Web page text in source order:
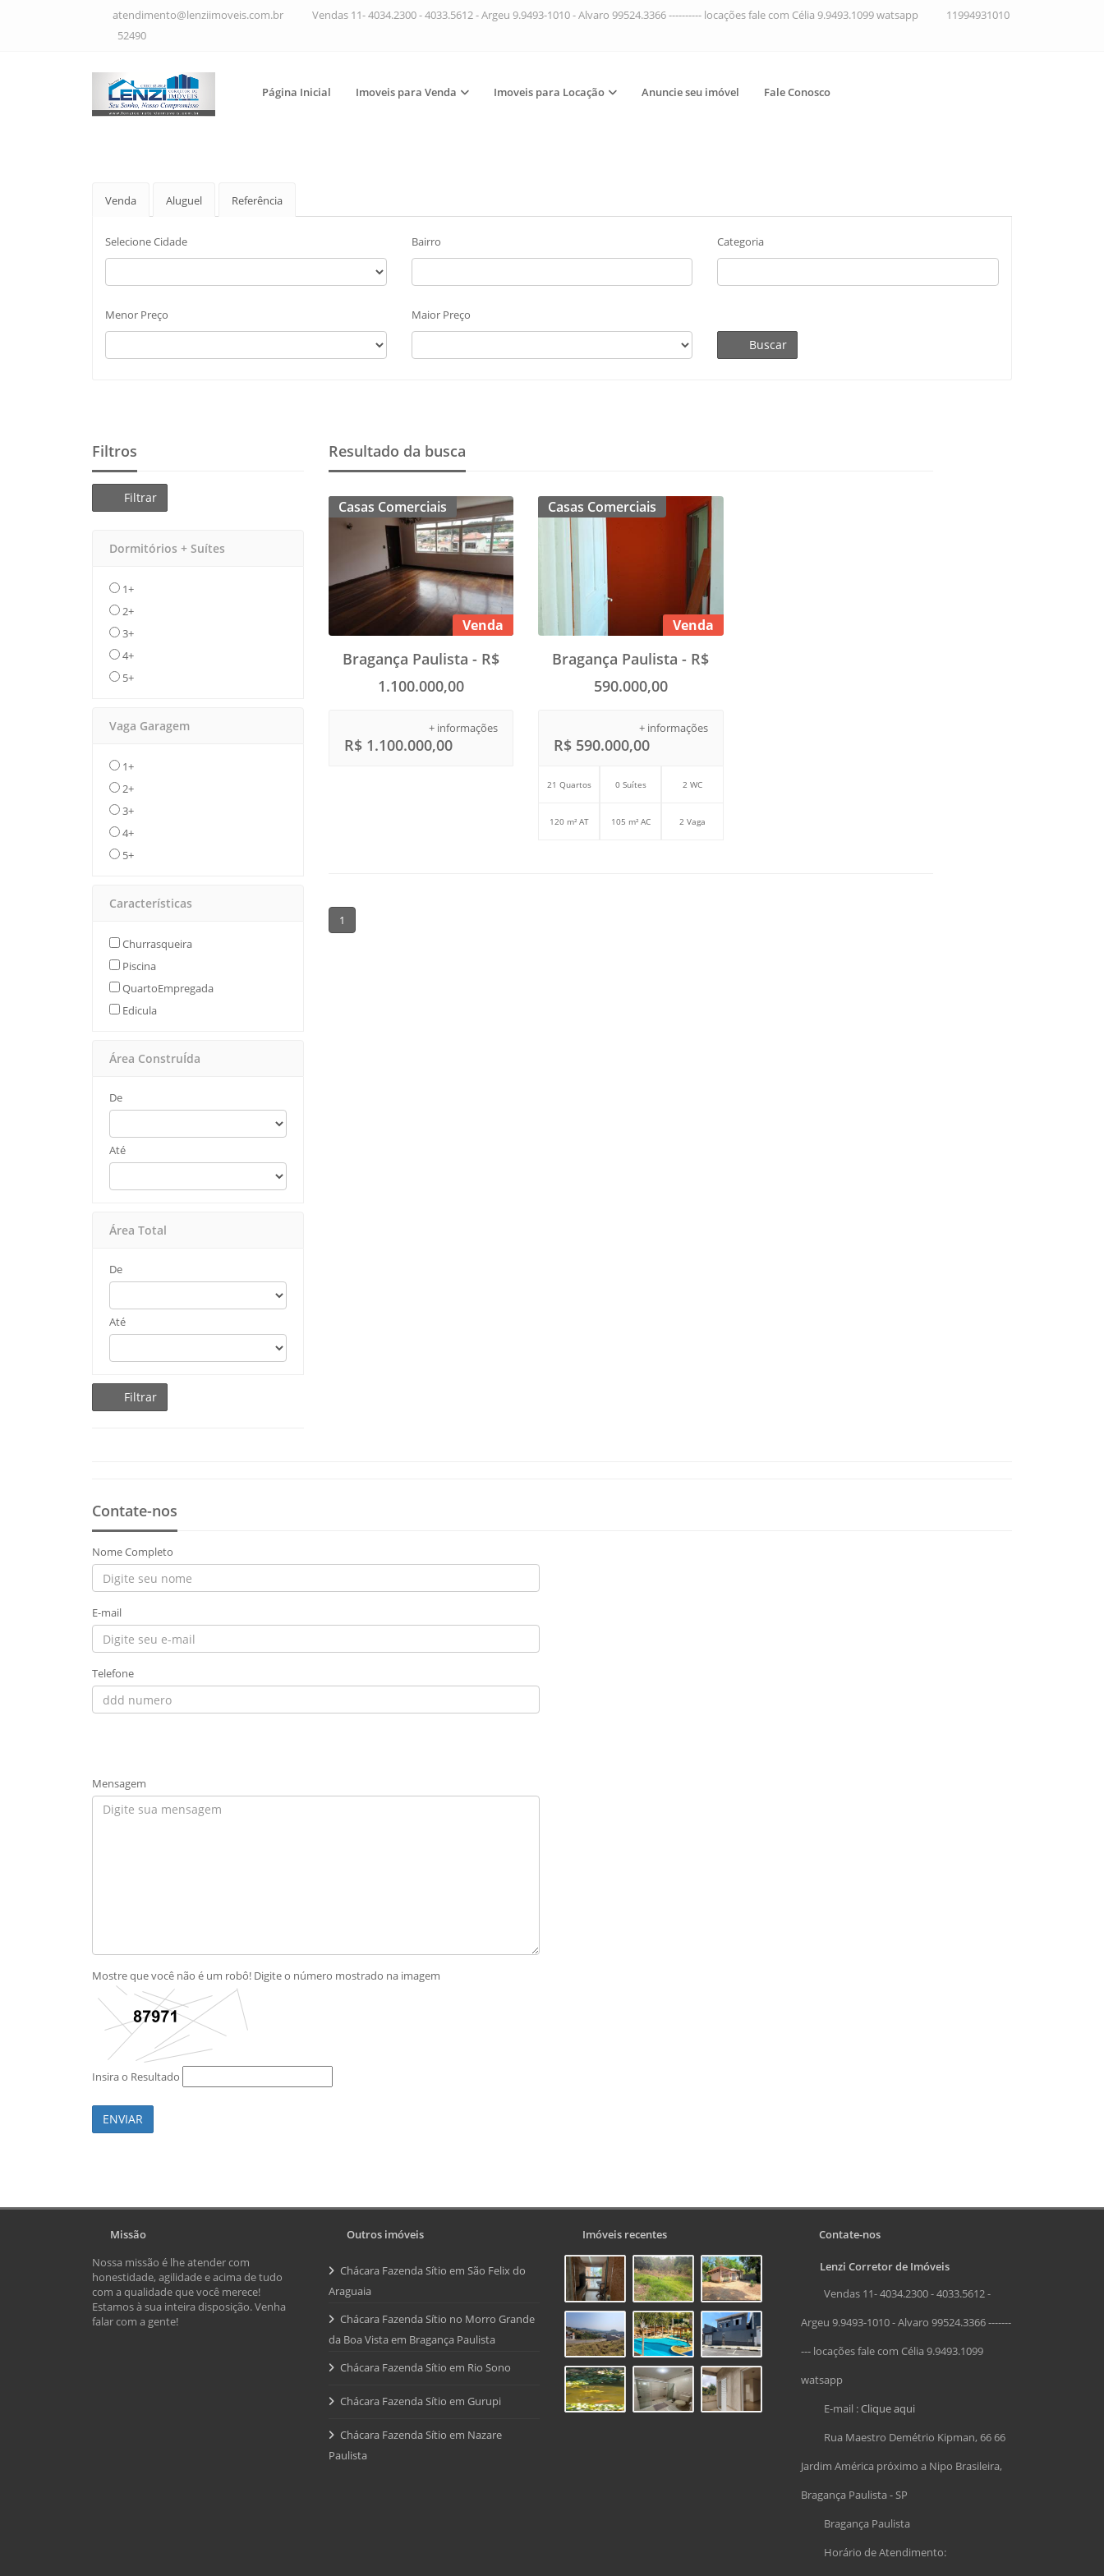
atendimento@lenziimoveis.com.br Vendas 11- 4034.2300 - 4033.5612 - Argeu 9.9493-1010 - Alvaro 99524.3366 ---------- locações fale com Célia 9.9493.1099 watsapp
11994931010
52490
Página Inicial Imoveis para Venda Imoveis para Locação Anuncie seu imóvel Fale Conosco
Venda Aluguel Referência
Selecione Cidade Bairro Categoria
Menor Preço Maior Preço
Buscar
Filtros
Filtrar
Dormitórios + Suítes
1+
2+
3+
4+
5+
Vaga Garagem
1+
2+
3+
4+
5+
Características
Churrasqueira
Piscina
QuartoEmpregada
Edicula
Área ConstruÍda
De
Até
Área Total
De
Até
Filtrar
Resultado da busca
Casas Comerciais
Venda
Bragança Paulista - R$
1.100.000,00
+ informações
R$ 1.100.000,00
Casas Comerciais
Venda
Bragança Paulista - R$
590.000,00
+ informações
R$ 590.000,00
21 Quartos 0 Suítes 2 WC
120 m² AT 105 m² AC 2 Vaga
1
Contate-nos
Nome Completo
E-mail
Telefone
Mensagem
Mostre que você não é um robô! Digite o número mostrado na imagem
Insira o Resultado
ENVIAR
Missão
Nossa missão é lhe atender com
honestidade, agilidade e acima de tudo
com a qualidade que você merece!
Estamos à sua inteira disposição. Venha
falar com a gente!
Outros imóveis
Chácara Fazenda Sítio em São Felix do
Araguaia
Chácara Fazenda Sítio no Morro Grande
da Boa Vista em Bragança Paulista
Chácara Fazenda Sítio em Rio Sono
Chácara Fazenda Sítio em Gurupi
Chácara Fazenda Sítio em Nazare
Paulista
Imóveis recentes Contate-nos
Lenzi Corretor de Imóveis
Vendas 11- 4034.2300 - 4033.5612 -
Argeu 9.9493-1010 - Alvaro 99524.3366 -------
--- locações fale com Célia 9.9493.1099
watsapp
E-mail :Clique aqui
Rua Maestro Demétrio Kipman, 66 66
Jardim América próximo a Nipo Brasileira,
Bragança Paulista - SP
Bragança Paulista
Horário de Atendimento: